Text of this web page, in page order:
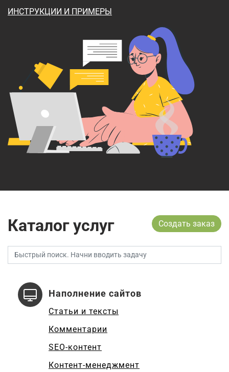
ИНСТРУКЦИИ И ПРИМЕРЫ
Создать заказ
Каталог услуг
Наполнение сайтов
Статьи и тексты
Комментарии
SEO-контент
Контент-менеджмент